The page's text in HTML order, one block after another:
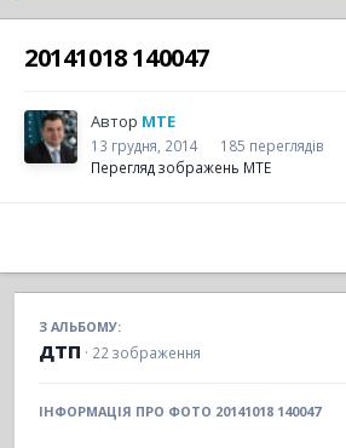
20141018 140047
Автор MTE
13 грудня, 2014
185 переглядів
Перегляд зображень MTE
З АЛЬБОМУ:
дтп · 22 зображення
ІНФОРМАЦІЯ ПРО ФОТО 20141018 140047